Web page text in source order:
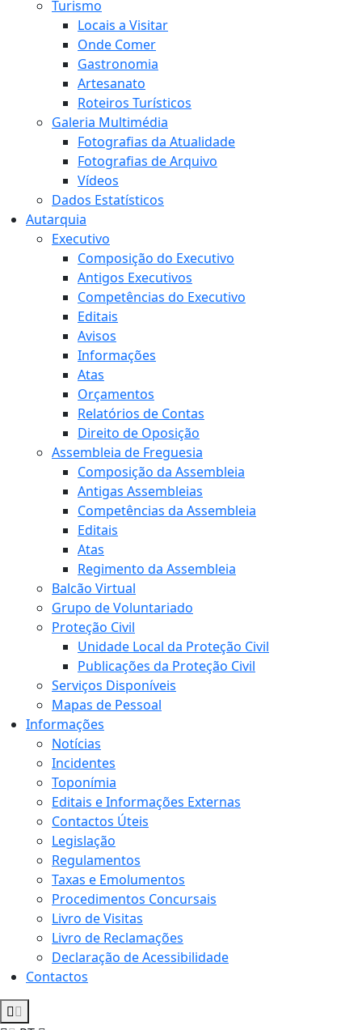
Turismo
Locais a Visitar
Onde Comer
Gastronomia
Artesanato
Roteiros Turísticos
Galeria Multimédia
Fotografias da Atualidade
Fotografias de Arquivo
Vídeos
Dados Estatísticos
Autarquia
Executivo
Composição do Executivo
Antigos Executivos
Competências do Executivo
Editais
Avisos
Informações
Atas
Orçamentos
Relatórios de Contas
Direito de Oposição
Assembleia de Freguesia
Composição da Assembleia
Antigas Assembleias
Competências da Assembleia
Editais
Atas
Regimento da Assembleia
Balcão Virtual
Grupo de Voluntariado
Proteção Civil
Unidade Local da Proteção Civil
Publicações da Proteção Civil
Serviços Disponíveis
Mapas de Pessoal
Informações
Notícias
Incidentes
Toponímia
Editais e Informações Externas
Contactos Úteis
Legislação
Regulamentos
Taxas e Emolumentos
Procedimentos Concursais
Livro de Visitas
Livro de Reclamações
Declaração de Acessibilidade
Contactos